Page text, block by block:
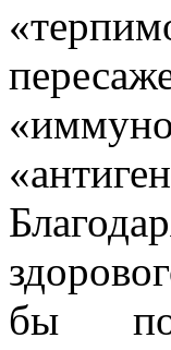
бы